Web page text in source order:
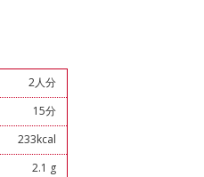
2人分
15分
233kcal
2.1 g